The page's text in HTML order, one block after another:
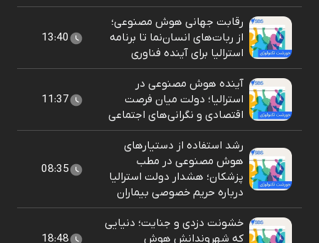
رقابت جهانی هوش مصنوعی؛
از ربات‌های انسان‌نما تا برنامه
استرالیا برای آینده فناوری
13:40
آینده هوش مصنوعی در
استرالیا؛ دولت میان فرصت
اقتصادی و نگرانی‌های اجتماعی
11:37
رشد استفاده از دستیارهای
هوش مصنوعی در مطب
پزشکان؛ هشدار دولت استرالیا
درباره حریم خصوصی بیماران
08:35
خشونت دزدی و جنایت؛ دنیایی
که شهروندانش هوش
18:48